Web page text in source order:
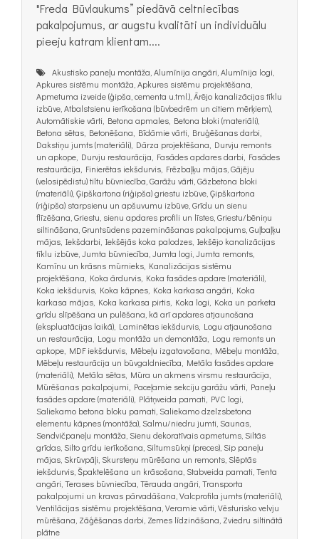
"Freda Būvlaukums” piedāvā celtniecības
pakalpojumus, ar augstu kvalitāti un individuālu
pieeju katram klientam....
Akustisko paneļu montāža, Alumīnija angāri, Alumīnija logi,
Apkures sistēmu montāža, Apkures sistēmu projektēšana,
Apmetuma izveide (ģipša, cementa u.tml.), Ārējo kanalizācijas tīklu
izbūve, Atbalstsienu ierīkošana (būvbedrēm un citiem mērķiem),
Automātiskie vārti, Betona apmales, Betona bloki (materiāli),
Betona sētas, Betonēšana, Bīdāmie vārti, Bruģēšanas darbi,
Dakstiņu jumts (materiāli), Dārza projektēšana, Durvju remonts
un apkope, Durvju restaurācija, Fasādes apdares darbi, Fasādes
restaurācija, Finierētas iekšdurvis, Frēzbaļķu mājas, Gājēju
(velosipēdistu) tiltu būvniecība, Garāžu vārti, Gāzbetona bloki
(materiāli), Ģipškartona (riģipša) griestu izbūve, Ģipškartona
(riģipša) starpsienu un apšuvumu izbūve, Grīdu un sienu
flīzēšana, Griestu, sienu apdares profili un līstes, Griestu/bēniņu
siltināšana, Gruntsūdens pazemināšanas pakalpojums, Guļbaļķu
mājas, Iekšdarbi, Iekšējās koka palodzes, Iekšējo kanalizācijas
tīklu izbūve, Jumta būvniecība, Jumta logi, Jumta remonts,
Kamīnu un krāsns mūrnieks, Kanalizācijas sistēmu
projektēšana, Koka ārdurvis, Koka fasādes apdare (materiāli),
Koka iekšdurvis, Koka kāpnes, Koka karkasa angāri, Koka
karkasa mājas, Koka karkasa pirtis, Koka logi, Koka un parketa
grīdu slīpēšana un pulēšana, kā arī apdares atjaunošana
(ekspluatācijas laikā), Laminētas iekšdurvis, Logu atjaunošana
un restaurācija, Logu montāža un demontāža, Logu remonts un
apkope, MDF iekšdurvis, Mēbeļu izgatavošana, Mēbeļu montāža,
Mēbeļu restaurācija un būvgaldniecība, Metāla fasādes apdare
(materiāli), Metāla sētas, Mūra un akmens virsmu restaurācija,
Mūrēšanas pakalpojumi, Paceļamie sekciju garāžu vārti, Paneļu
fasādes apdare (materiāli), Plātņveida pamati, PVC logi,
Saliekamo betona bloku pamati, Saliekamo dzelzsbetona
elementu kāpnes (montāža), Salmu/niedru jumti, Saunas,
Sendvičpaneļu montāža, Sienu dekoratīvais apmetums, Siltās
grīdas, Silto grīdu ierīkošana, Siltumsūkņi (preces), Sip paneļu
mājas, Skrūvpāļi, Skursteņu mūrēšana un remonts, Slēptās
iekšdurvis, Špaktelēšana un krāsošana, Stabveida pamati, Tenta
angāri, Terases būvniecība, Tērauda angāri, Transporta
pakalpojumi un kravas pārvadāšana, Valcprofila jumts (materiāli),
Ventilācijas sistēmu projektēšana, Veramie vārti, Vēsturisko velvju
mūrēšana, Zāģēšanas darbi, Zemes līdzināšana, Zviedru siltinātā
plātne